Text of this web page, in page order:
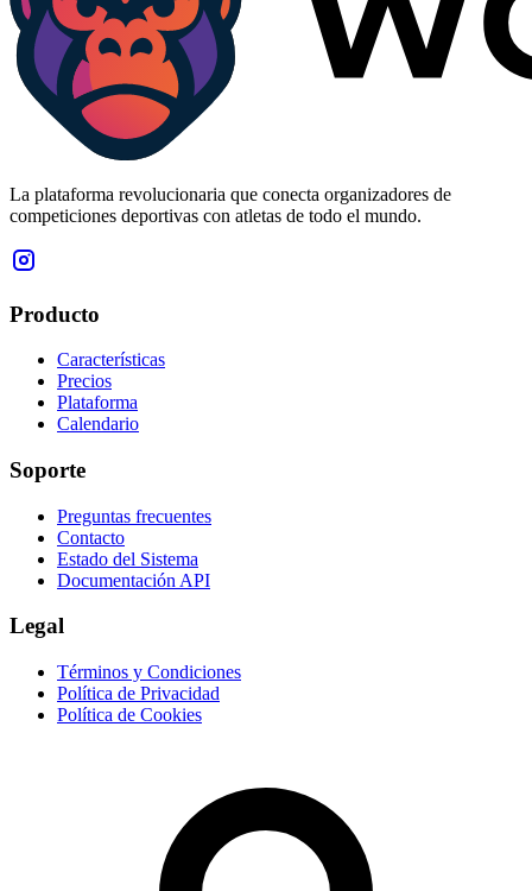
La plataforma revolucionaria que conecta organizadores de
competiciones deportivas con atletas de todo el mundo.
Producto
Características
Precios
Plataforma
Calendario
Soporte
Preguntas frecuentes
Contacto
Estado del Sistema
Documentación API
Legal
Términos y Condiciones
Política de Privacidad
Política de Cookies